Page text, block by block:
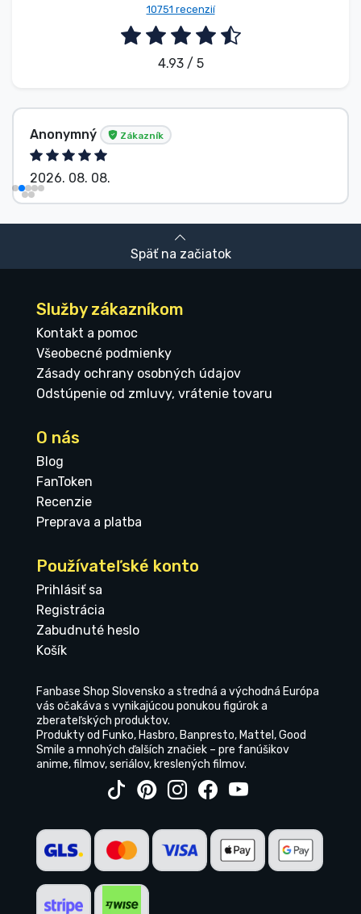
10751 recenzií
4.93 / 5
Anonymný Zákazník
2026. 08. 08.
Späť na začiatok
Služby zákazníkom
Kontakt a pomoc
Všeobecné podmienky
Zásady ochrany osobných údajov
Odstúpenie od zmluvy, vrátenie tovaru
O nás
Blog
FanToken
Recenzie
Preprava a platba
Používateľské konto
Prihlásiť sa
Registrácia
Zabudnuté heslo
Košík
Fanbase Shop Slovensko a stredná a východná Európa
vás očakáva s vynikajúcou ponukou figúrok a
zberateľských produktov.
Produkty od Funko, Hasbro, Banpresto, Mattel, Good
Smile a mnohých ďalších značiek – pre fanúšikov
anime, filmov, seriálov, kreslených filmov.